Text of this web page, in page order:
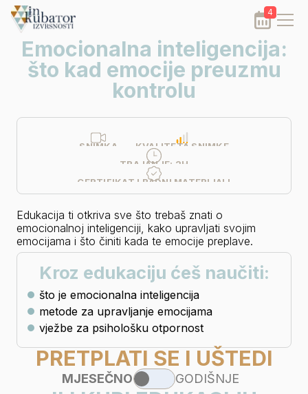
4
Emocionalna inteligencija:
što kad emocije preuzmu
kontrolu
SNIMKA
KVALITETA SNIMKE
TRAJANJE: 2H
CERTIFIKAT I RADNI MATERIJALI
Edukacija ti otkriva sve što trebaš znati o
emocionalnoj inteligenciji, kako upravljati svojim
emocijama i što činiti kada te emocije preplave.
Kroz edukaciju ćeš naučiti:
što je emocionalna inteligencija
metode za upravljanje emocijama
vježbe za psihološku otpornost
PRETPLATI SE I UŠTEDI
MJESEČNO GODIŠNJE